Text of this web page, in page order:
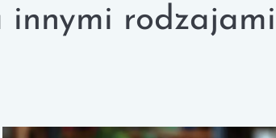
innymi rodzajami